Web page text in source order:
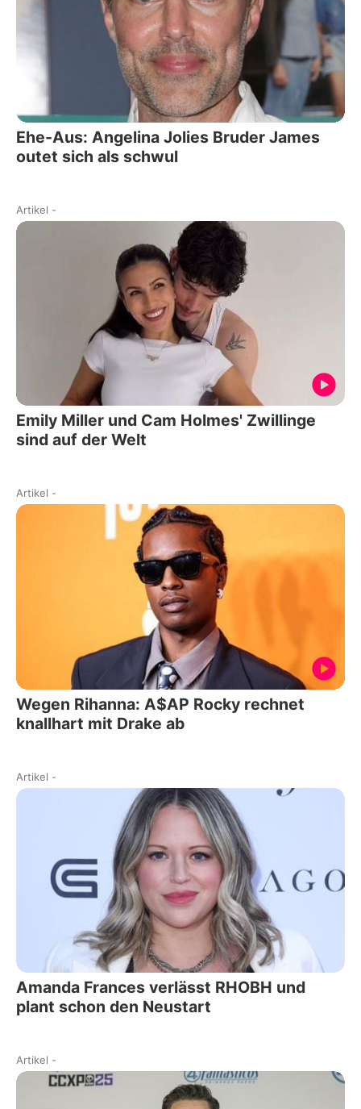
Ehe-Aus: Angelina Jolies Bruder James
outet sich als schwul
Artikel -
Emily Miller und Cam Holmes' Zwillinge
sind auf der Welt
Artikel -
Wegen Rihanna: A$AP Rocky rechnet
knallhart mit Drake ab
Artikel -
Amanda Frances verlässt RHOBH und
plant schon den Neustart
Artikel -